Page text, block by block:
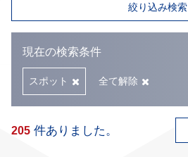
絞り込み検索
現在の検索条件
スポット 全て解除
205 件ありました。